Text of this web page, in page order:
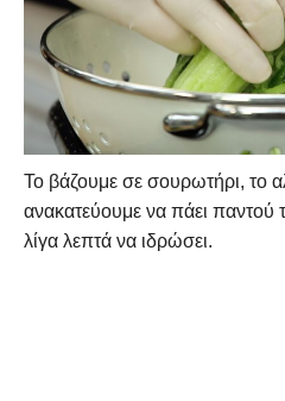
Το βάζουμε σε σουρωτήρι, το
ανακατεύουμε να πάει παντού
λίγα λεπτά να ιδρώσει.